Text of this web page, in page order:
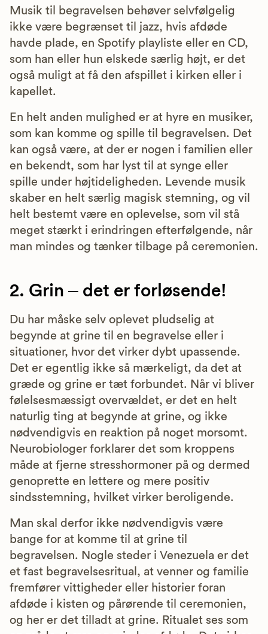
Musik til begravelsen behøver selvfølgelig
ikke være begrænset til jazz, hvis afdøde
havde plade, en Spotify playliste eller en CD,
som han eller hun elskede særlig højt, er det
også muligt at få den afspillet i kirken eller i
kapellet.
En helt anden mulighed er at hyre en musiker,
som kan komme og spille til begravelsen. Det
kan også være, at der er nogen i familien eller
en bekendt, som har lyst til at synge eller
spille under højtideligheden. Levende musik
skaber en helt særlig magisk stemning, og vil
helt bestemt være en oplevelse, som vil stå
meget stærkt i erindringen efterfølgende, når
man mindes og tænker tilbage på ceremonien.
2. Grin – det er forløsende!
Du har måske selv oplevet pludselig at
begynde at grine til en begravelse eller i
situationer, hvor det virker dybt upassende.
Det er egentlig ikke så mærkeligt, da det at
græde og grine er tæt forbundet. Når vi bliver
følelsesmæssigt overvældet, er det en helt
naturlig ting at begynde at grine, og ikke
nødvendigvis en reaktion på noget morsomt.
Neurobiologer forklarer det som kroppens
måde at fjerne stresshormoner på og dermed
genoprette en lettere og mere positiv
sindsstemning, hvilket virker beroligende.
Man skal derfor ikke nødvendigvis være
bange for at komme til at grine til
begravelsen. Nogle steder i Venezuela er det
et fast begravelsesritual, at venner og familie
fremfører vittigheder eller historier foran
afdøde i kisten og pårørende til ceremonien,
og her er det tilladt at grine. Ritualet ses som